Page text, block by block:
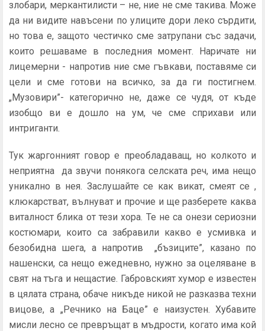
злобари, меркантилисти – не, ние не сме такива. Може
да ни видите навъсени по улиците дори леко сърдити,
но това е, защото честичко сме затрупани със задачи,
които решаваме в последния момент. Наричате ни
лицемерни - напротив ние сме гъвкави, поставяме си
цели и сме готови на всичко, за да ги постигнем.
„Музовири”- категорично не, даже се чудя, от къде
изобщо ви е дошло на ум, че сме сприхави или
интриганти.
Тук жаргонният говор е преобладаващ, но колкото и
неприятна да звучи понякога селската реч, има нещо
уникално в нея. Заслушайте се как викат, смеят се ,
клюкарстват, вълнуват и прочие и ще разберете каква
виталност блика от тези хора. Те не са онези сериозни
костюмари, които са забравили какво е усмивка и
безобидна шега, а напротив „бъзиците”, казано по
нашенски, са нещо ежедневно, нужно за оцеляване в
свят на тъга и нещастие. Габровският хумор е известен
в цялата страна, обаче никъде никой не разказва техни
вицове, а „Речнико на Баце” е наизустен. Хубавите
мисли лесно се превръщат в мъдрости, когато има кой